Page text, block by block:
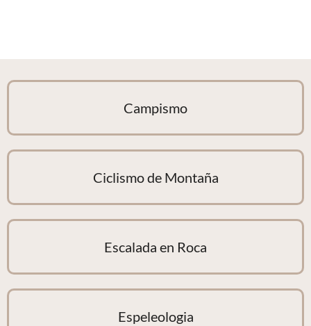
Campismo
Ciclismo de Montaña
Escalada en Roca
Espeleologia